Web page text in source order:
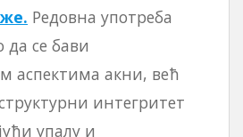
Редовна употреба
се бави
аспектима акни, већ
интегритет
упалу и